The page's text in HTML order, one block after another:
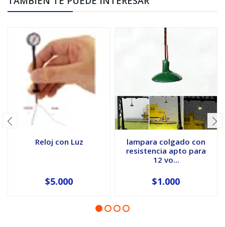
Reloj con Luz
$5.000
lampara colgado con
resistencia apto para
12 vo...
$1.000